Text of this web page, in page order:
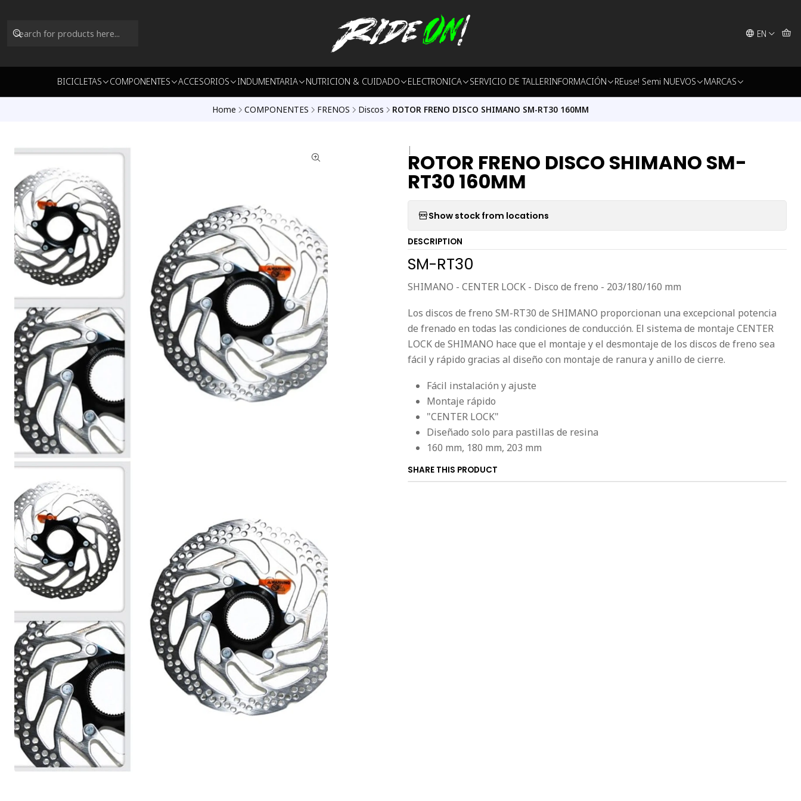
EN
BICICLETAS COMPONENTES ACCESORIOS INDUMENTARIA NUTRICION & CUIDADO ELECTRONICA SERVICIO DE TALLERINFORMACIÓN REuse! Semi NUEVOS MARCAS
Home COMPONENTES FRENOS Discos ROTOR FRENO DISCO SHIMANO SM-RT30 160MM
|ROTOR FRENO DISCO SHIMANO SM-
RT30 160MM
Show stock from locations
DESCRIPTION
SM-RT30
SHIMANO - CENTER LOCK - Disco de freno - 203/180/160 mm
Los discos de freno SM-RT30 de SHIMANO proporcionan una excepcional potencia
de frenado en todas las condiciones de conducción. El sistema de montaje CENTER
LOCK de SHIMANO hace que el montaje y el desmontaje de los discos de freno sea
fácil y rápido gracias al diseño con montaje de ranura y anillo de cierre.
Fácil instalación y ajuste
Montaje rápido
"CENTER LOCK"
Diseñado solo para pastillas de resina
160 mm, 180 mm, 203 mm
SHARE THIS PRODUCT